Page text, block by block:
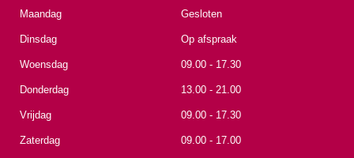
Maandag Gesloten
Dinsdag Op afspraak
Woensdag 09.00 - 17.30
Donderdag 13.00 - 21.00
Vrijdag 09.00 - 17.30
Zaterdag 09.00 - 17.00